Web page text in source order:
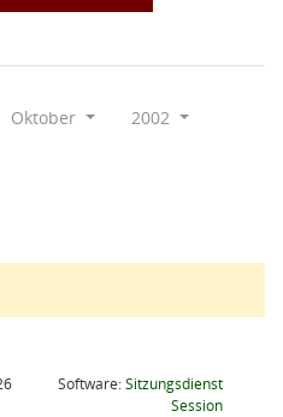
Oktober
2002
Software:Sitzungsdienst
Session(Wird in